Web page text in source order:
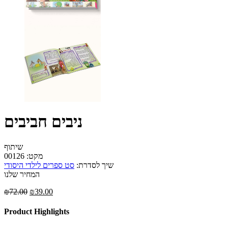
ניבים חביבים
שיתוף
מקט: 00126
שיך לסדרת: סט ספרים לילדי היסודי
המחיר שלנו
₪72.00 ₪39.00
Product Highlights